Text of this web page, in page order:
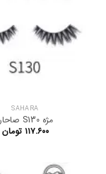
SAHARA
مژه S130 صاحارا
۱۱۷.۶۰۰ تومان